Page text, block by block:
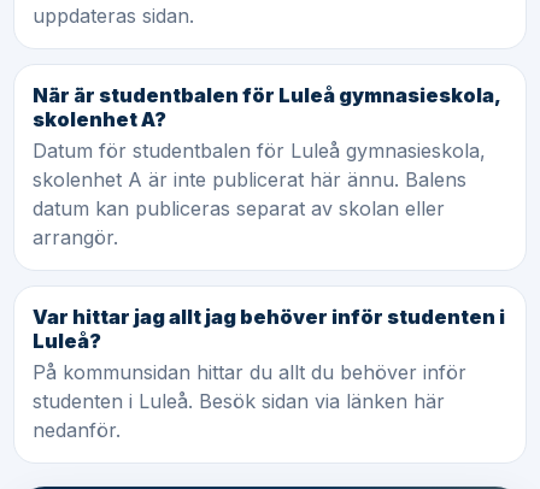
uppdateras sidan.
När är studentbalen för Luleå gymnasieskola,
skolenhet A?
Datum för studentbalen för Luleå gymnasieskola,
skolenhet A är inte publicerat här ännu. Balens
datum kan publiceras separat av skolan eller
arrangör.
Var hittar jag allt jag behöver inför studenten i
Luleå?
På kommunsidan hittar du allt du behöver inför
studenten i Luleå. Besök sidan via länken här
nedanför.